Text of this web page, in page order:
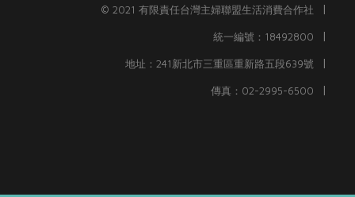
© 2021 有限責任台灣主婦聯盟生活消費合作社 |
統一編號：18492800 |
地址：241新北市三重區重新路五段639號 |
傳真：02-2995-6500 |